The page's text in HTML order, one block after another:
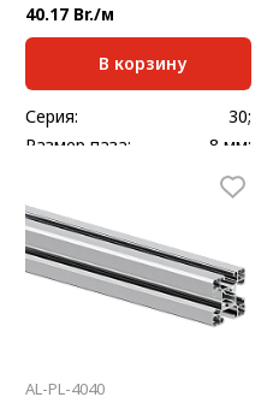
40.17 Br./м
В корзину
Серия:
30;
Размер паза:
8 мм;
30x30
Стандартная длина,
мм:
Масса, кг/м:
0,846
AL-PL-4040